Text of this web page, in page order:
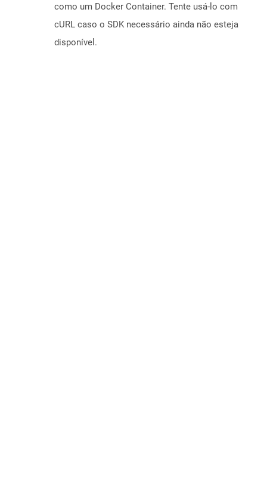
como um Docker Container. Tente usá-lo com
cURL caso o SDK necessário ainda não esteja
disponível.